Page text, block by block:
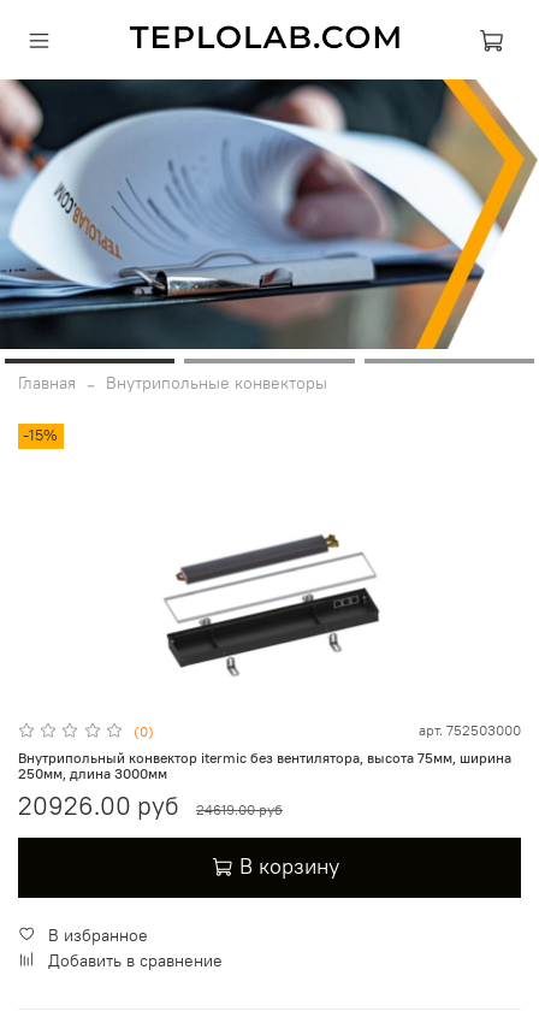
Главная Внутрипольные конвекторы
-15%
(0) арт. 752503000
Внутрипольный конвектор itermic без вентилятора, высота 75мм, ширина
250мм, длина 3000мм
20926.00 руб 24619.00 руб
В корзину
В избранное
Добавить в сравнение